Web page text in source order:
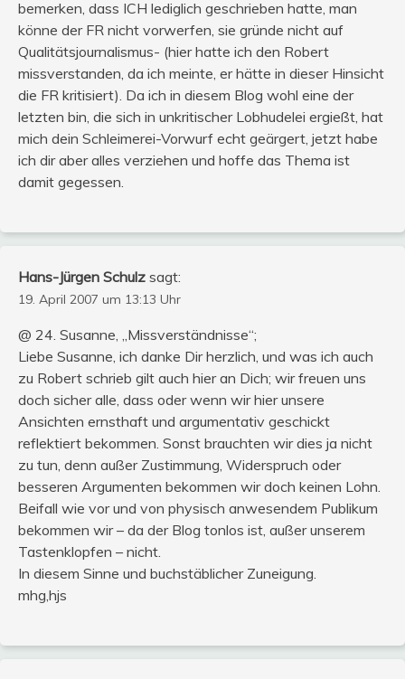
bemerken, dass ICH lediglich geschrieben hatte, man
könne der FR nicht vorwerfen, sie gründe nicht auf
Qualitätsjournalismus- (hier hatte ich den Robert
missverstanden, da ich meinte, er hätte in dieser Hinsicht
die FR kritisiert). Da ich in diesem Blog wohl eine der
letzten bin, die sich in unkritischer Lobhudelei ergießt, hat
mich dein Schleimerei-Vorwurf echt geärgert, jetzt habe
ich dir aber alles verziehen und hoffe das Thema ist
damit gegessen.
Hans-Jürgen Schulz sagt:
19. April 2007 um 13:13 Uhr
@ 24. Susanne, „Missverständnisse“;
Liebe Susanne, ich danke Dir herzlich, und was ich auch
zu Robert schrieb gilt auch hier an Dich; wir freuen uns
doch sicher alle, dass oder wenn wir hier unsere
Ansichten ernsthaft und argumentativ geschickt
reflektiert bekommen. Sonst brauchten wir dies ja nicht
zu tun, denn außer Zustimmung, Widerspruch oder
besseren Argumenten bekommen wir doch keinen Lohn.
Beifall wie vor und von physisch anwesendem Publikum
bekommen wir – da der Blog tonlos ist, außer unserem
Tastenklopfen – nicht.
In diesem Sinne und buchstäblicher Zuneigung.
mhg,hjs